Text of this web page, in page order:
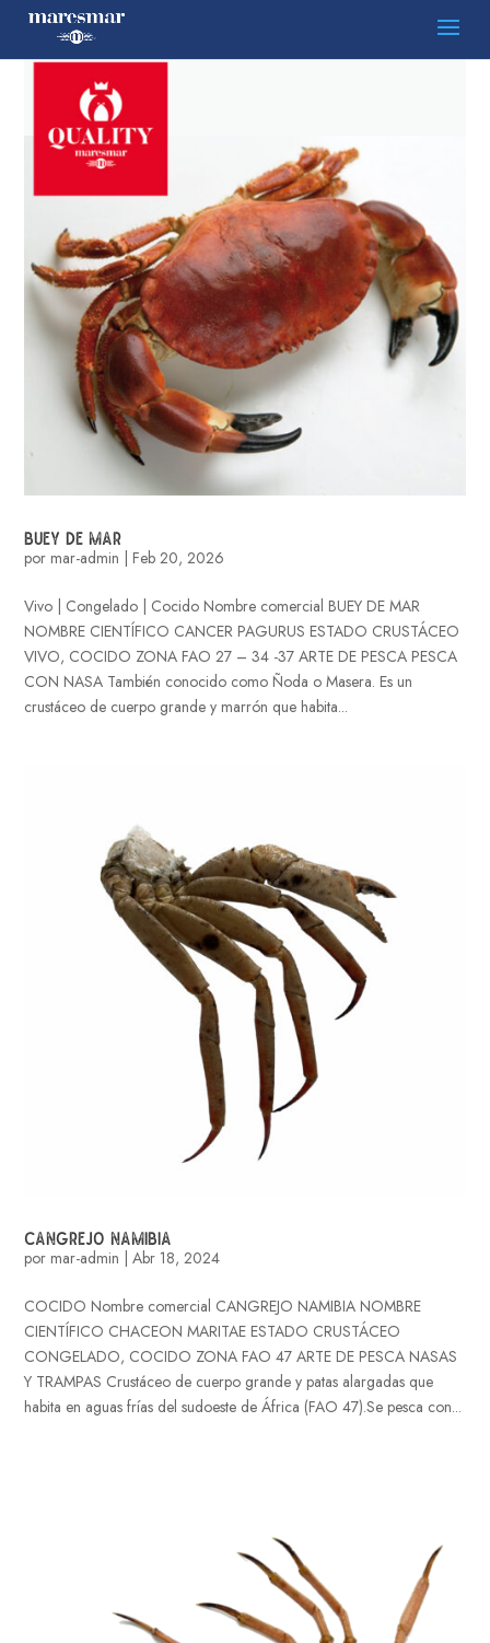
BUEY DE MAR
pormar-admin |Feb 20, 2026
Vivo | Congelado | Cocido Nombre comercial BUEY DE MAR
NOMBRE CIENTÍFICO CANCER PAGURUS ESTADO CRUSTÁCEO
VIVO, COCIDO ZONA FAO 27 – 34 -37 ARTE DE PESCA PESCA
CON NASA También conocido como Ñoda o Masera. Es un
crustáceo de cuerpo grande y marrón que habita...
CANGREJO NAMIBIA
pormar-admin |Abr 18, 2024
COCIDO Nombre comercial CANGREJO NAMIBIA NOMBRE
CIENTÍFICO CHACEON MARITAE ESTADO CRUSTÁCEO
CONGELADO, COCIDO ZONA FAO 47 ARTE DE PESCA NASAS
Y TRAMPAS Crustáceo de cuerpo grande y patas alargadas que
habita en aguas frías del sudoeste de África (FAO 47).Se pesca con...